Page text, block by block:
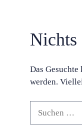
Nichts
Das
werden.